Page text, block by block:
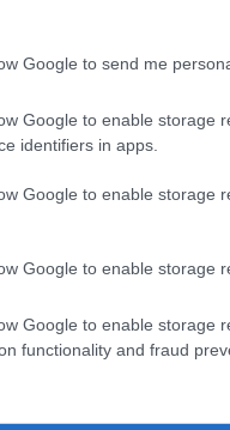
Google to send me
Google to enable storage
identifiers in apps.
Google to enable storage
Google to enable storage
Google to enable storage
functionality and fraud
BEJEGYZÉSEK: